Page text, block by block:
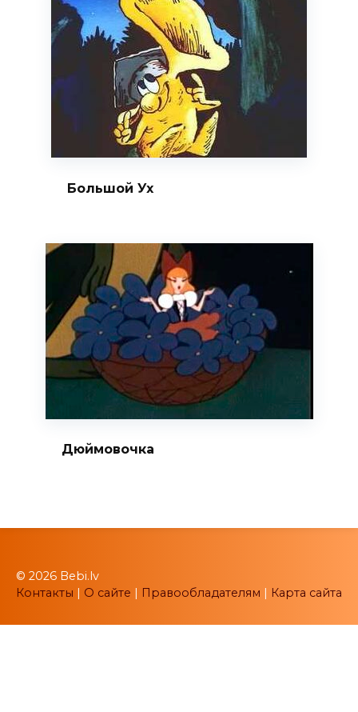
Большой Ух
Дюймовочка
© 2026 Bebi.lv
Контакты | О сайте | Правообладателям | Карта сайта